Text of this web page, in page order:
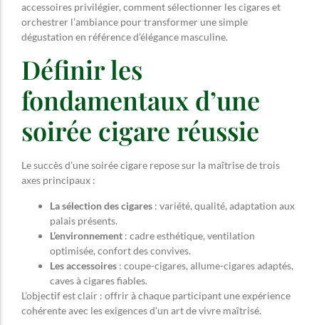
accessoires privilégier, comment sélectionner les cigares et
orchestrer l’ambiance pour transformer une simple
dégustation en référence d’élégance masculine.
Définir les
fondamentaux d’une
soirée cigare réussie
Le succès d’une soirée cigare repose sur la maîtrise de trois
axes principaux :
La sélection des cigares : variété, qualité, adaptation aux
palais présents.
L’environnement : cadre esthétique, ventilation
optimisée, confort des convives.
Les accessoires : coupe-cigares, allume-cigares adaptés,
caves à cigares fiables.
L’objectif est clair : offrir à chaque participant une expérience
cohérente avec les exigences d’un art de vivre maîtrisé.